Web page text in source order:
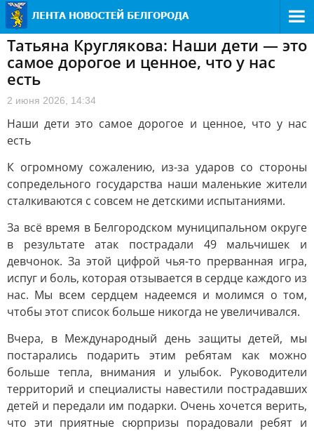
Татьяна Круглякова: Наши дети — это
самое дорогое и ценное, что у нас
есть
2 июня 2026, 14:34
Наши дети это самое дорогое и ценное, что у нас
есть
К огромному сожалению, из-за ударов со стороны
сопредельного государства наши маленькие жители
сталкиваются с совсем не детскими испытаниями.
За всё время в Белгородском муниципальном округе
в результате атак пострадали 49 мальчишек и
девчонок. За этой цифрой чья-то прерванная игра,
испуг и боль, которая отзывается в сердце каждого из
нас. Мы всем сердцем надеемся и молимся о том,
чтобы этот список больше никогда не увеличивался.
Вчера, в Международный день защиты детей, мы
постарались подарить этим ребятам как можно
больше тепла, внимания и улыбок. Руководители
территорий и специалисты навестили пострадавших
детей и передали им подарки. Очень хочется верить,
что эти приятные сюрпризы порадовали ребят и